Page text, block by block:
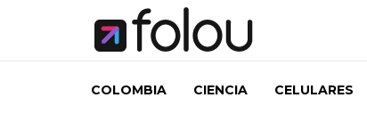
COLOMBIA CIENCIA CELULARES